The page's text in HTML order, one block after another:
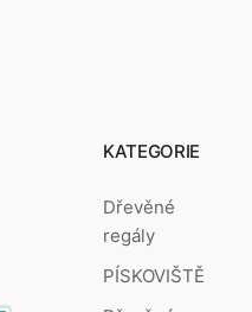
KATEGORIE
Dřevěné
regály
PÍSKOVIŠTĚ